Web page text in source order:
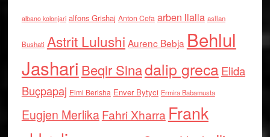
albano kolonjari alfons Grishaj Anton Cefa arben llalla asllan
Bushati Astrit Lulushi Aurenc Bebja Behlul
Jashari Beqir Sinadalip grecaElida
Buçpapaj Elmi Berisha Enver Bytyci Ermira Babamusta
Eugjen MerlikaFahri Xharra Frank